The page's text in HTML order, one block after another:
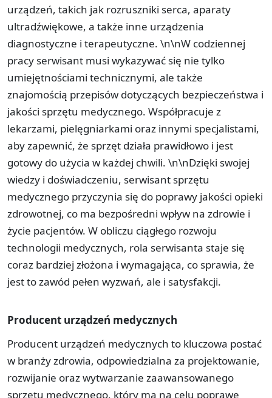
urządzeń, takich jak rozruszniki serca, aparaty
ultradźwiękowe, a także inne urządzenia
diagnostyczne i terapeutyczne. \n\nW codziennej
pracy serwisant musi wykazywać się nie tylko
umiejętnościami technicznymi, ale także
znajomością przepisów dotyczących bezpieczeństwa i
jakości sprzętu medycznego. Współpracuje z
lekarzami, pielęgniarkami oraz innymi specjalistami,
aby zapewnić, że sprzęt działa prawidłowo i jest
gotowy do użycia w każdej chwili. \n\nDzięki swojej
wiedzy i doświadczeniu, serwisant sprzętu
medycznego przyczynia się do poprawy jakości opieki
zdrowotnej, co ma bezpośredni wpływ na zdrowie i
życie pacjentów. W obliczu ciągłego rozwoju
technologii medycznych, rola serwisanta staje się
coraz bardziej złożona i wymagająca, co sprawia, że
jest to zawód pełen wyzwań, ale i satysfakcji.
Producent urządzeń medycznych
Producent urządzeń medycznych to kluczowa postać
w branży zdrowia, odpowiedzialna za projektowanie,
rozwijanie oraz wytwarzanie zaawansowanego
sprzętu medycznego, który ma na celu poprawę